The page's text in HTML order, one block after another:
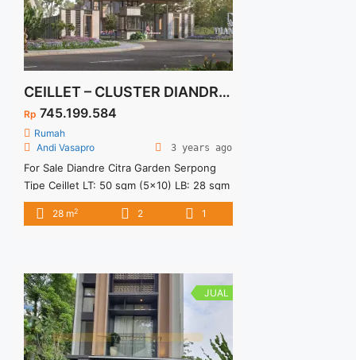
CEILLET – CLUSTER DIANDRE CITRA GARDEN SERPONG
Rp 745.199.584
Rumah
Andi Vasapro
3 years ago
For Sale Diandre Citra Garden Serpong
Tipe Ceillet LT: 50 sqm (5×10) LB: 28 sqm
Spesifikasi: 1 Lantai 2 Bedrooms 1
Bathrooms 1 Carport Fasilitas: Lake Park
Jakarta 10 Menit ke Atma Jaya &
Prasetiya Mulya 10 Menit ke Pasar
Modern ... <a title="CEILLET – CLUSTER
DIANDRE CITRA GARDEN SERPONG"
class="read-more"
28 m2 2 1
JUAL